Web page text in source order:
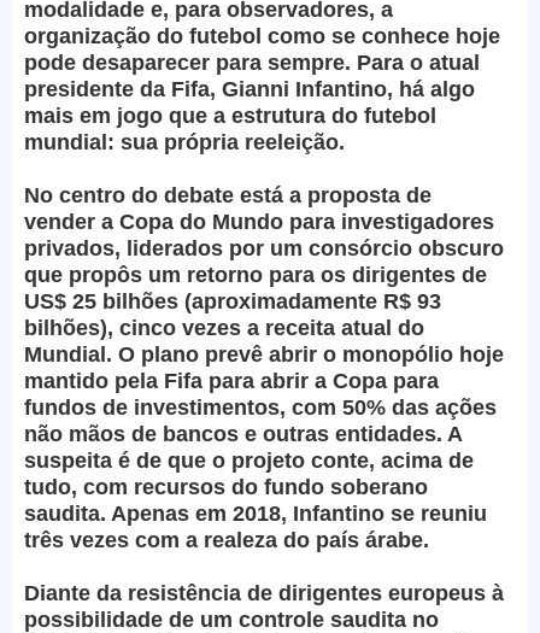
modalidade e, para observadores, a
organização do futebol como se conhece hoje
pode desaparecer para sempre. Para o atual
presidente da Fifa, Gianni Infantino, há algo
mais em jogo que a estrutura do futebol
mundial: sua própria reeleição.
No centro do debate está a proposta de
vender a Copa do Mundo para investigadores
privados, liderados por um consórcio obscuro
que propôs um retorno para os dirigentes de
US$ 25 bilhões (aproximadamente R$ 93
bilhões), cinco vezes a receita atual do
Mundial. O plano prevê abrir o monopólio hoje
mantido pela Fifa para abrir a Copa para
fundos de investimentos, com 50% das ações
não mãos de bancos e outras entidades. A
suspeita é de que o projeto conte, acima de
tudo, com recursos do fundo soberano
saudita. Apenas em 2018, Infantino se reuniu
três vezes com a realeza do país árabe.
Diante da resistência de dirigentes europeus à
possibilidade de um controle saudita no